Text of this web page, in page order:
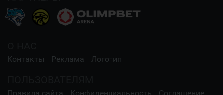
Контакты Реклама Логотип
Правила сайта Конфиденциальность Соглашение